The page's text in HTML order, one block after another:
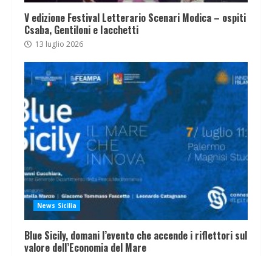
V edizione Festival Letterario Scenari Modica – ospiti
Csaba, Gentiloni e Iacchetti
13 luglio 2026
News Sicilia
Blue Sicily, domani l’evento che accende i riflettori sul
valore dell’Economia del Mare